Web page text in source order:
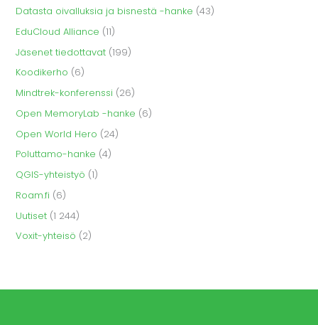
Datasta oivalluksia ja bisnestä -hanke (43)
EduCloud Alliance (11)
Jäsenet tiedottavat (199)
Koodikerho (6)
Mindtrek-konferenssi (26)
Open MemoryLab -hanke (6)
Open World Hero (24)
Poluttamo-hanke (4)
QGIS-yhteistyö (1)
Roam.fi (6)
Uutiset (1 244)
Voxit-yhteisö (2)